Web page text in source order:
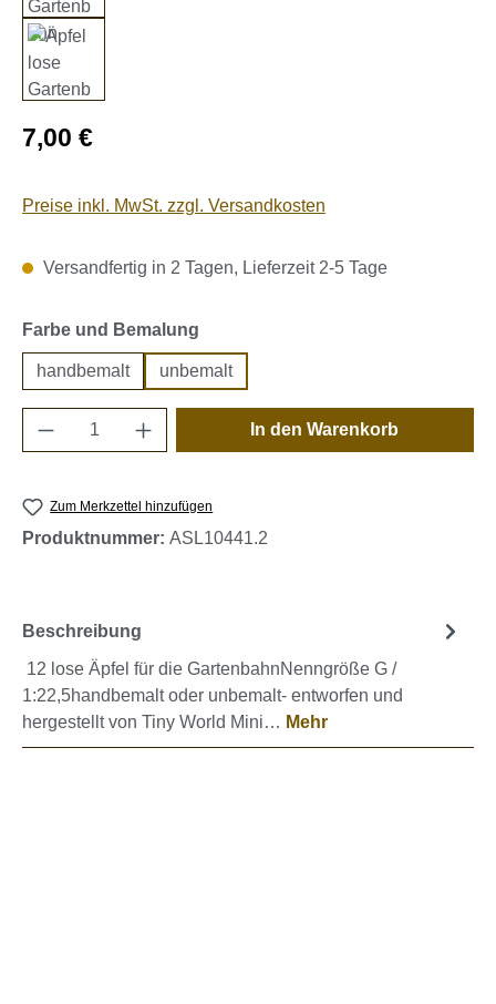
Regulärer Preis:
7,00 €
Preise inkl. MwSt. zzgl. Versandkosten
Versandfertig in 2 Tagen, Lieferzeit 2-5 Tage
Farbe und Bemalung
handbemalt unbemalt
Produkt Anzahl: Gib den gewünschten
In den Warenkorb
Zum Merkzettel hinzufügen
Produktnummer: ASL10441.2
Beschreibung
12 lose Äpfel für die GartenbahnNenngröße G /
1:22,5handbemalt oder unbemalt- entworfen und
hergestellt von Tiny World Mini… Mehr